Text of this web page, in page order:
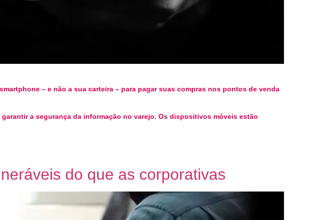
– e não a sua carteira – para pagar suas compras nos pontos de venda
a segurança da informação no varejo. Os dispositivos móveis estão
do que as corporativas